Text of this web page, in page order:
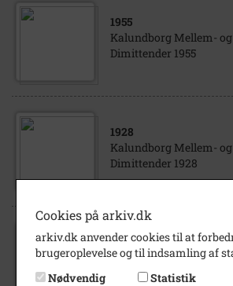
1955
Kalundborg Mellem-
Dimittender 1955
1928
Kalundborg Mellem-
Dimittender 1928
1963
Cookies på arkiv.dk
arkiv.dk anvender cookies til at
brugeroplevelse og til indsamling af
Nødvendig
Statistik